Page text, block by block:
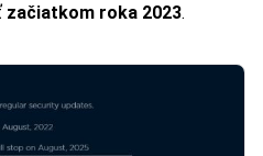
začiatkom roka 2023.